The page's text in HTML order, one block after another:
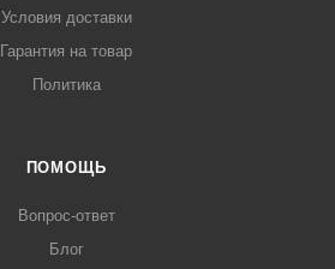
Условия доставки
Гарантия на товар
Политика
ПОМОЩЬ
Вопрос-ответ
Блог